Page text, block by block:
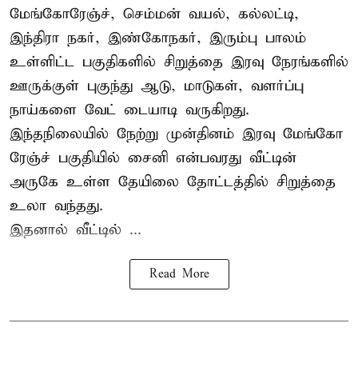
மேங்கோரேஞ்ச், செம்மன் வயல், கல்லட்டி,
இந்திரா நகர், இண்கோநகர், இரும்பு பாலம்
உள்ளிட்ட பகுதிகளில் சிறுத்தை இரவு நேரங்களில்
ஊருக்குள் புகுந்து ஆடு, மாடுகள், வளர்ப்பு
நாய்களை வேட் டையாடி வருகிறது.
இந்தநிலையில் நேற்று முன்தினம் இரவு மேங்கோ
ரேஞ்ச் பகுதியில் சைனி என்பவரது வீட்டின்
அருகே உள்ள தேயிலை தோட்டத்தில் சிறுத்தை
உலா வந்தது.
இதனால் வீட்டில் ...
Read More